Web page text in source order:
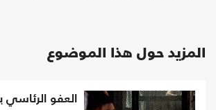
المزيد حول هذا الموضوع
العفو